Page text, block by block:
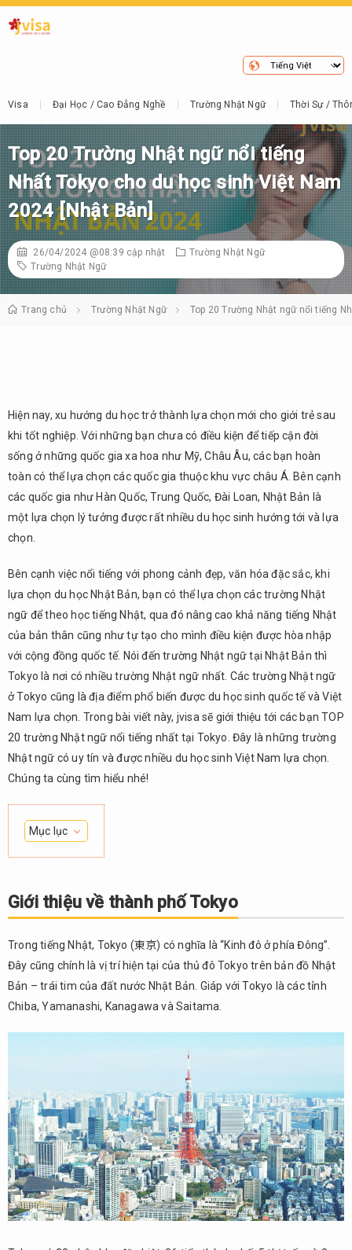
Visa Đại Học / Cao Đẳng Nghề Trường Nhật Ngữ Thời Sự /
Top 20 Trường Nhật ngữ nổi tiếng
Nhất Tokyo cho du học sinh Việt Nam
2024 [Nhật Bản]
26/04/2024 @08:39 cập nhật
Trường Nhật Ngữ
Trường Nhật Ngữ
Trang chủ Trường Nhật Ngữ Top 20 Trường Nhật ngữ nổi tiếng
Hiện nay, xu hướng du học trở thành lựa chọn mới cho giới trẻ sau
khi tốt nghiệp. Với những bạn chưa có điều kiện để tiếp cận đời
sống ở những quốc gia xa hoa như Mỹ, Châu Âu, các bạn hoàn
toàn có thể lựa chọn các quốc gia thuộc khu vực châu Á. Bên cạnh
các quốc gia như Hàn Quốc, Trung Quốc, Đài Loan, Nhật Bản là
một lựa chọn lý tưởng được rất nhiều du học sinh hướng tới và lựa
chọn.
Bên cạnh việc nổi tiếng với phong cảnh đẹp, văn hóa đặc sắc, khi
lựa chọn du học Nhật Bản, bạn có thể lựa chọn các trường Nhật
ngữ để theo học tiếng Nhật, qua đó nâng cao khả năng tiếng Nhật
của bản thân cũng như tự tạo cho mình điều kiện được hòa nhập
với cộng đồng quốc tế. Nói đến trường Nhật ngữ tại Nhật Bản thì
Tokyo là nơi có nhiều trường Nhật ngữ nhất. Các trường Nhật ngữ
ở Tokyo cũng là địa điểm phổ biến được du học sinh quốc tế và Việt
Nam lựa chọn. Trong bài viết này, jvisa sẽ giới thiệu tới các bạn TOP
20 trường Nhật ngữ nổi tiếng nhất tại Tokyo. Đây là những trường
Nhật ngữ có uy tín và được nhiều du học sinh Việt Nam lựa chọn.
Chúng ta cùng tìm hiểu nhé!
Mục lục
1.
thiệu
về
phố
Tokyo
2.
Top 20
Nhật
Nhất
Tokyo
cho du
học
sinh
Việt
Nam
Giới thiệu về thành phố Tokyo
Trong tiếng Nhật, Tokyo (東京) có nghĩa là “Kinh đô ở phía Đông”.
Đây cũng chính là vị trí hiện tại của thủ đô Tokyo trên bản đồ Nhật
Bản – trái tim của đất nước Nhật Bản. Giáp với Tokyo là các tỉnh
Chiba, Yamanashi, Kanagawa và Saitama.